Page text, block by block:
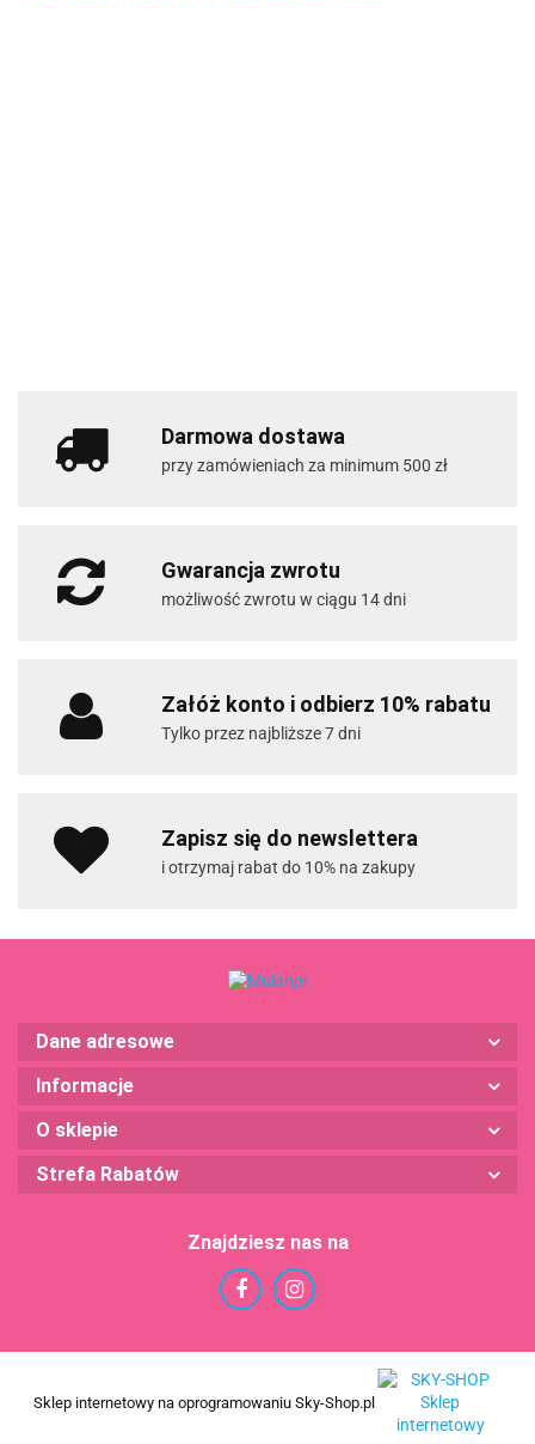
Darmowa dostawa
przy zamówieniach za minimum 500 zł
Gwarancja zwrotu
możliwość zwrotu w ciągu 14 dni
Załóż konto i odbierz 10% rabatu
Tylko przez najbliższe 7 dni
Zapisz się do newslettera
i otrzymaj rabat do 10% na zakupy
Dane adresowe
Informacje
O sklepie
Strefa Rabatów
Znajdziesz nas na
Sklep internetowy na oprogramowaniu Sky-Shop.pl